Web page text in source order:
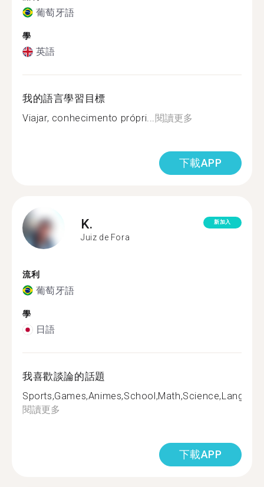
葡萄牙語
學
英語
我的語言學習目標
Viajar, conhecimento própri...閱讀更多
下載APP
K.
Juiz de Fora
新加入
流利
葡萄牙語
學
日語
我喜歡談論的話題
閱讀更多
下載APP